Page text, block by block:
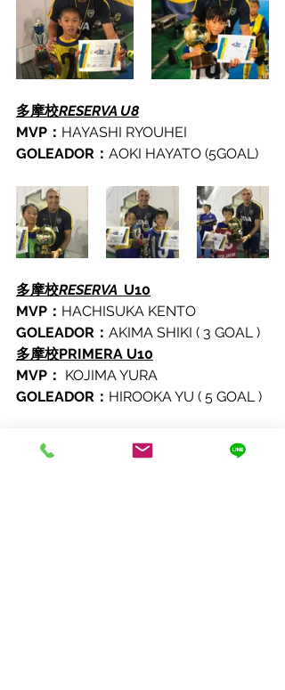
多摩校RESERVA U8
MVP： HAYASHI RYOUHEI
GOLEADOR： AOKI HAYATO (5GOAL)
多摩校RESERVA U10
MVP： HACHISUKA KENTO
GOLEADOR： AKIMA SHIKI ( 3 GOAL )
多摩校PRIMERA U10
MVP： KOJIMA YURA
GOLEADOR： HIROOKA YU ( 5 GOAL )